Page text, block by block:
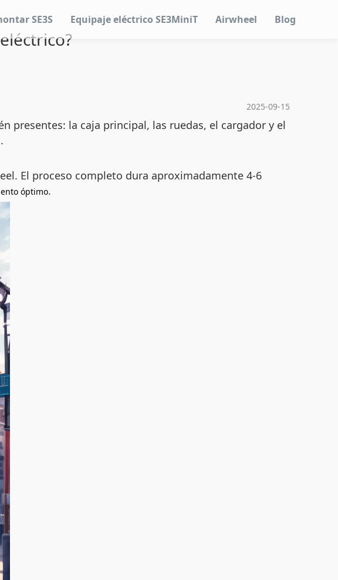
SE3S Equipaje eléctrico SE3MiniT Airwheel Blog
2025-09-15
presentes: la caja principal, las ruedas, el cargador y el
El proceso completo dura aproximadamente 4-6
óptimo.